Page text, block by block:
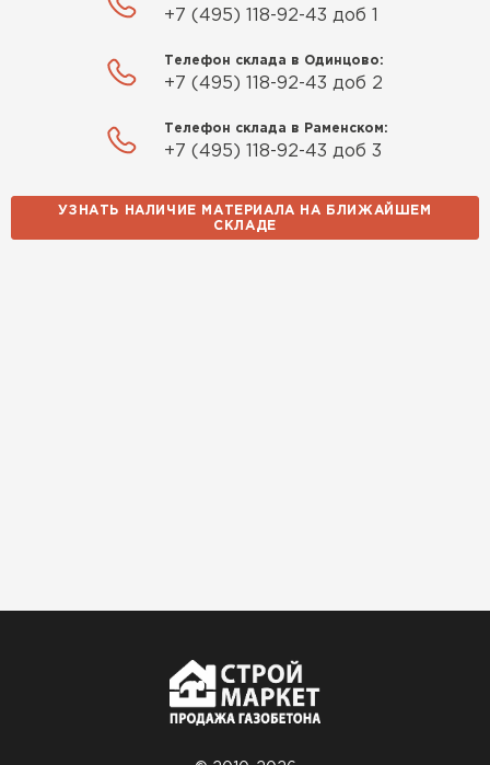
+7 (495) 118-92-43 доб 1
Телефон склада в Одинцово:
+7 (495) 118-92-43 доб 2
Телефон склада в Раменском:
+7 (495) 118-92-43 доб 3
УЗНАТЬ НАЛИЧИЕ МАТЕРИАЛА НА БЛИЖАЙШЕМ
СКЛАДЕ
ПЕРЕЙТИ
Утеплитель Izolife